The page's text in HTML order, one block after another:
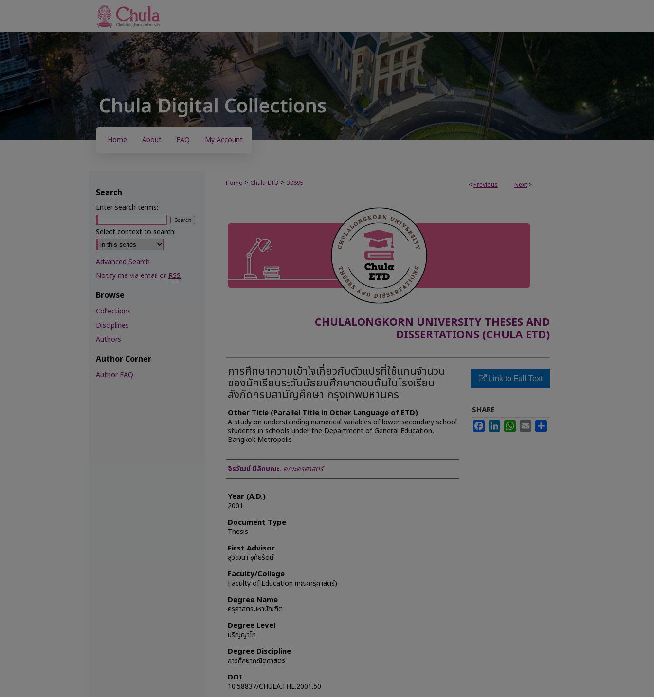
Home About FAQ My Account
< Previous Next >
Home > Chula-ETD > 30895
CHULALONGKORN UNIVERSITY THESES AND
DISSERTATIONS (CHULA ETD)
การศึกษาความเข้าใจเกี่ยวกับตัวแปรที่ใช้แทนจำนวน
ของนักเรียนระดับมัธยมศึกษาตอนต้นในโรงเรียน
สังกัดกรมสามัญศึกษา กรุงเทพมหานคร
Other Title (Parallel Title in Other Language of ETD)
A study on understanding numerical variables of lower secondary school
students in schools under the Department of General Education,
Bangkok Metropolis
Author
จิรวัฒน์ มีลักษณะ, คณะครุศาสตร์
Year (A.D.)
2001
Document Type
Thesis
First Advisor
สุวัฒนา อุทัยรัตน์
Faculty/College
Faculty of Education (คณะครุศาสตร์)
Degree Name
ครุศาสตรมหาบัณฑิต
Degree Level
ปริญญาโท
Degree Discipline
การศึกษาคณิตศาสตร์
DOI
10.58837/CHULA.THE.2001.50
Link to Full Text
SHARE
FacebookLinkedInWhatsApp
Email
Search
Enter search terms:
Select context to search:
Advanced Search
Notify me via email orRSS
Browse
Collections
Disciplines
Authors
Author Corner
Author FAQ